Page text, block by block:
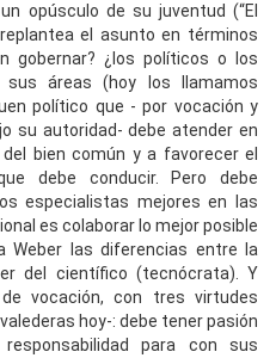
opúsculo de su juventud (“El
el asunto en términos
gobernar? ¿los políticos o los
sus áreas (hoy los llamamos
político que - por vocación y
su autoridad- debe atender en
bien común y a favorecer el
debe conducir. Pero debe
especialistas mejores en las
es colaborar lo mejor posible
Weber las diferencias entre la
del científico (tecnócrata). Y
vocación, con tres virtudes
hoy-: debe tener pasión
para con sus